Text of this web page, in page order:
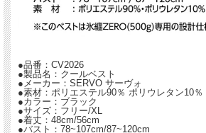
●品番：CV2026
●製品名：クールベスト
●メーカー：SERVO サーヴォ
●素材：ポリエステル90％ ポリウレタン10％
●カラー：ブラック
●サイズ：フリー/XL
●着丈：48cm/56cm
●バスト：78~107cm/87~120cm